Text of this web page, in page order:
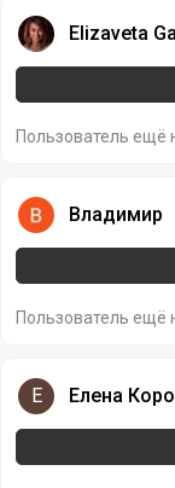
ElizavetaElizaveta
Пользователь ещё
ВладимирВладимир
Пользователь ещё
Елена
Е Елена